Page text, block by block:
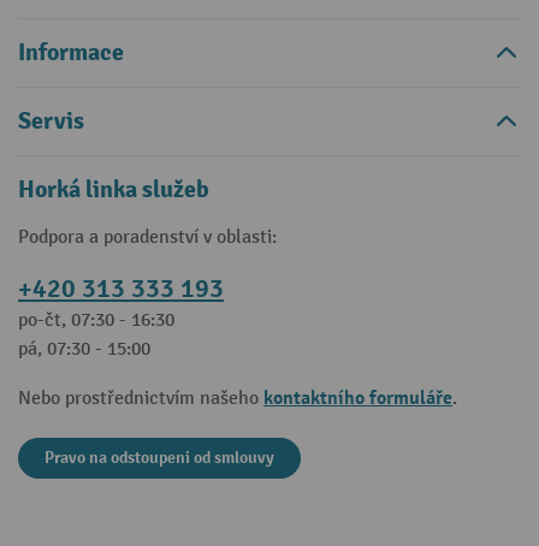
Informace
Servis
Horká linka služeb
Podpora a poradenství v oblasti:
+420 313 333 193
po-čt, 07:30 - 16:30
pá, 07:30 - 15:00
Nebo prostřednictvím našeho kontaktního formuláře.
Pravo na odstoupeni od smlouvy